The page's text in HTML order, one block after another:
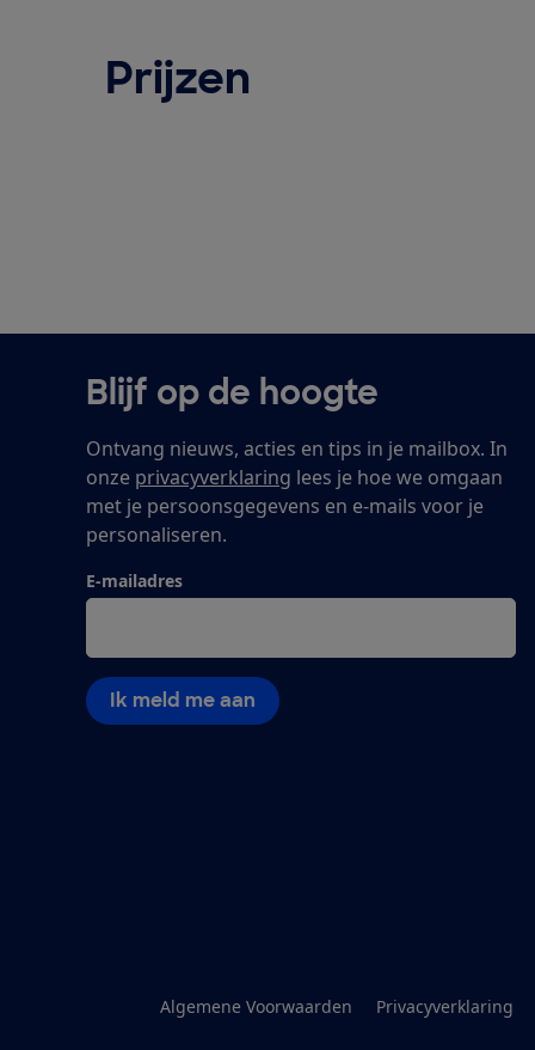
Prijzen
Blijf op de hoogte
Ontvang nieuws, acties en tips in je mailbox. In
onze privacyverklaring lees je hoe we omgaan
met je persoonsgegevens en e-mails voor je
personaliseren.
E-mailadres
Ik meld me aan
Algemene Voorwaarden Privacyverklaring